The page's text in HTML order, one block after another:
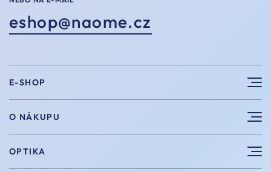
eshop@naome.cz
E-SHOP
Sluneční brýle
Sportovní brýle
O NÁKUPU
Výhody nákupu u nás
OPTIKA